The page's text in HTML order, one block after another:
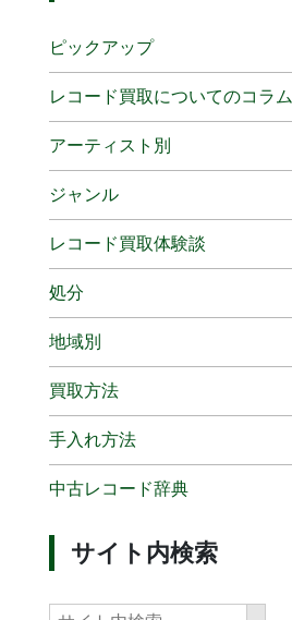
ピックアップ
レコード買取についてのコラム
アーティスト別
ジャンル
レコード買取体験談
処分
地域別
買取方法
手入れ方法
中古レコード辞典
サイト内検索